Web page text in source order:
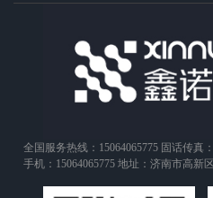
全国服务热线：15064065775 固话传真
手机：15064065775 地址：济南市高新